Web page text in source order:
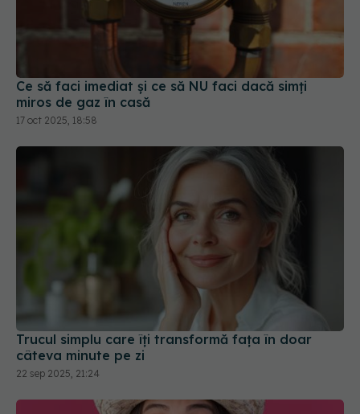
Ce să faci imediat și ce să NU faci dacă simți
17 oct 2025, 18:58
Trucul simplu care îți transformă fața în doar
22 sep 2025, 21:24